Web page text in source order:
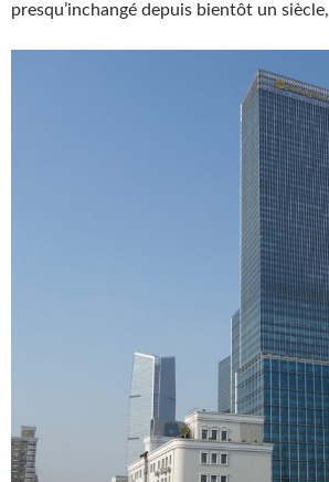
presqu’inchangé depuis bientôt un siècle,